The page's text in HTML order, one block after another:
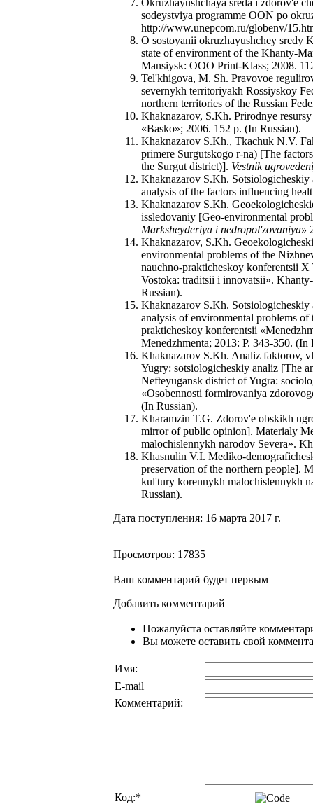
Okruzhayushchaya sreda i zdorov'e
sodeystviya programme OON po
http://www.unepcom.ru/globenv/
О sostoyanii okruzhayushchey sredy
state of environment of the Khanty-
Mansiysk: OOO Print-Klass; 2008.
Tel'khigova, M. Sh. Pravovoe
severnykh territoriyakh Rossiyskoy
northern territories of the Russian
Khaknazarov, S.Kh. Prirodnye
«Basko»; 2006. 152 p. (In Russian).
Khaknazarov S.Kh., Tkachuk N.V.
primere Surgutskogo r-na) [The
the Surgut district)]. Vestnik
Khaknazarov S.Kh.
analysis of the factors influencing
Khaknazarov S.Kh.
issledovaniy [Geo-environmental
Marksheyderiya i nedropol'zovaniya»
Khaknazarov, S.Kh.
environmental problems of the
nauchno-prakticheskoy konferentsii
Vostoka: traditsii i innovatsii».
Russian).
Khaknazarov S.Kh.
analysis of environmental problems
prakticheskoy konferentsii
Menedzhmenta; 2013: P. 343-350. (In
Khaknazarov S.Kh. Analiz faktorov,
Yugry: sotsiologicheskiy analiz [The
Nefteyugansk district of Yugra:
«Osobennosti formirovaniya
(In Russian).
Kharamzin T.G. Zdorov'e obskikh
mirror of public opinion]. Materialy
malochislennykh narodov Severa».
Khasnulin V.I. Mediko-
preservation of the northern people].
kul'tury korennykh malochislennykh
Russian).
Дата поступления: 16 марта 2017 г.
Просмотров: 17835
Ваш комментарий будет первым
Добавить комментарий
Пожалуйста оставляйте
Вы можете оставить свой
Имя:
E-mail
Комментарий:
Код:*